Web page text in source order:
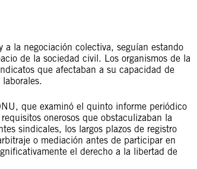
la negociación colectiva, seguían estando
de la sociedad civil. Los organismos de la
que afectaban a su capacidad de
que examinó el quinto informe periódico
onerosos que obstaculizaban la
sindicales, los largos plazos de registro
o mediación antes de participar en
el derecho a la libertad de